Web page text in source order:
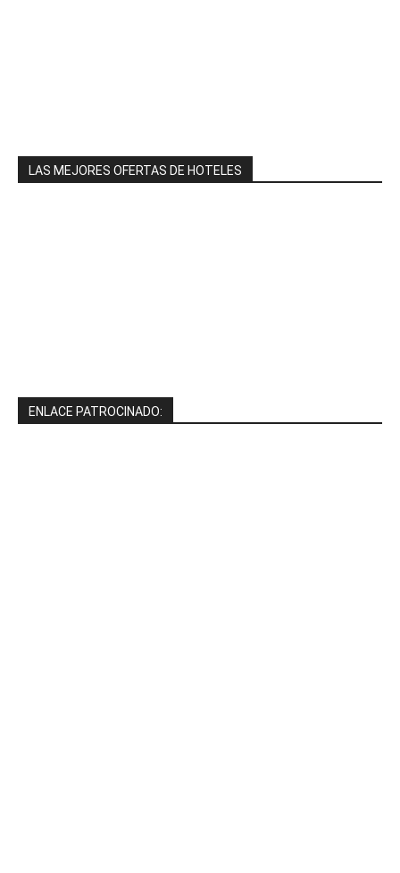
LAS MEJORES OFERTAS DE HOTELES
ENLACE PATROCINADO: